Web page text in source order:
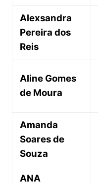
Alexsandra
Pereira dos
Reis
Aline Gomes
de Moura
Amanda
Soares de
Souza
ANA